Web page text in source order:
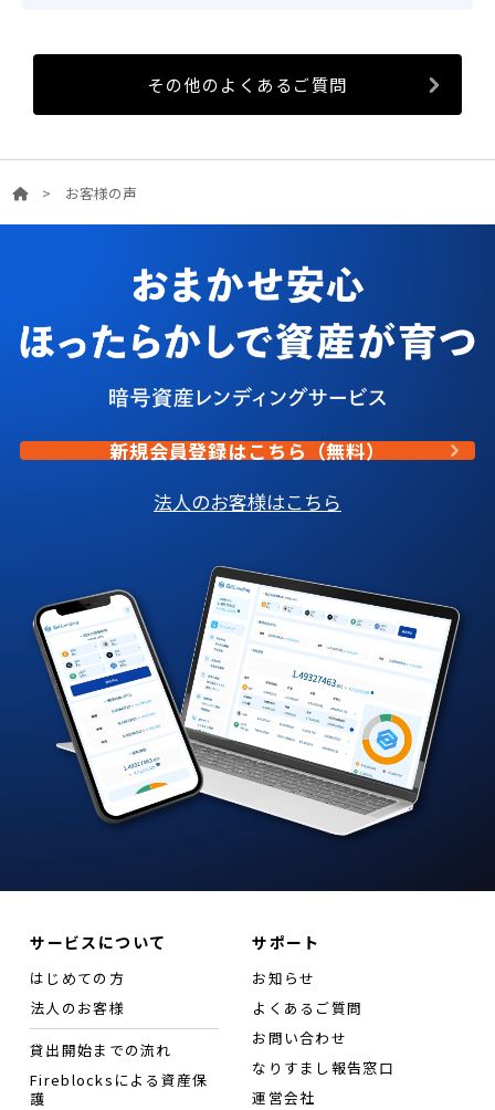
その他のよくあるご質問
> お客様の声
新規会員登録はこちら（無料）
法人のお客様はこちら
サービスについて
はじめての方
法人のお客様
貸出開始までの流れ
Fireblocksによる資産保
護
サポート
お知らせ
よくあるご質問
お問い合わせ
なりすまし報告窓口
運営会社